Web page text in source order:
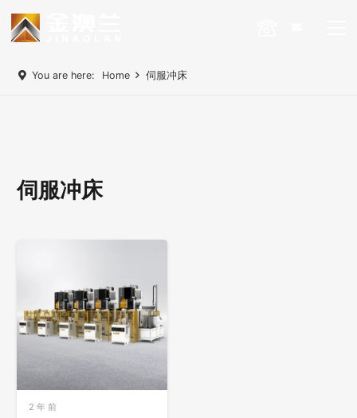
You are here: Home 伺服冲床
伺服冲床
2 年 前